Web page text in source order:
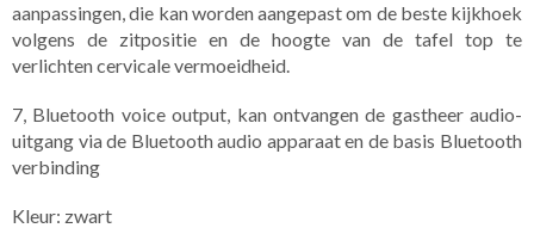
aanpassingen, die kan worden aangepast om de beste kijkhoek
volgens de zitpositie en de hoogte van de tafel top te
verlichten cervicale vermoeidheid.
7, Bluetooth voice output, kan ontvangen de gastheer audio-
uitgang via de Bluetooth audio apparaat en de basis Bluetooth
verbinding
Kleur: zwart